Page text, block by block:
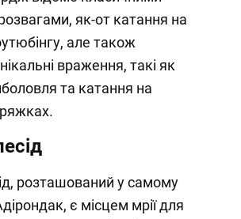
як-от катання на
але також
враження, такі як
та катання на
розташований у самому
є місцем мрії для